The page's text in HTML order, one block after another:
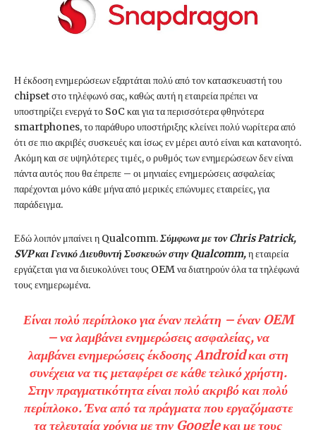
Η έκδοση ενημερώσεων εξαρτάται πολύ από τον κατασκευαστή του
chipset στο τηλέφωνό σας, καθώς αυτή η εταιρεία πρέπει να
υποστηρίζει ενεργά το SoC και για τα περισσότερα φθηνότερα
smartphones, το παράθυρο υποστήριξης κλείνει πολύ νωρίτερα από
ότι σε πιο ακριβές συσκευές και ίσως εν μέρει αυτό είναι και κατανοητό.
Ακόμη και σε υψηλότερες τιμές, ο ρυθμός των ενημερώσεων δεν είναι
πάντα αυτός που θα έπρεπε – οι μηνιαίες ενημερώσεις ασφαλείας
παρέχονται μόνο κάθε μήνα από μερικές επώνυμες εταιρείες, για
παράδειγμα.
Εδώ λοιπόν μπαίνει η Qualcomm.Σύμφωνα με τον Chris Patrick,
SVP και Γενικό Διευθυντή Συσκευών στην Qualcomm,η εταιρεία
εργάζεται για να διευκολύνει τους OEM να διατηρούν όλα τα τηλέφωνά
τους ενημερωμένα.
Είναι πολύ περίπλοκο για έναν πελάτη – έναν OEM
– να λαμβάνει ενημερώσεις ασφαλείας, να
λαμβάνει ενημερώσεις έκδοσης Android και στη
συνέχεια να τις μεταφέρει σε κάθε τελικό χρήστη.
Στην πραγματικότητα είναι πολύ ακριβό και πολύ
περίπλοκο. Ένα από τα πράγματα που εργαζόμαστε
τα τελευταία χρόνια με την Google και με τους